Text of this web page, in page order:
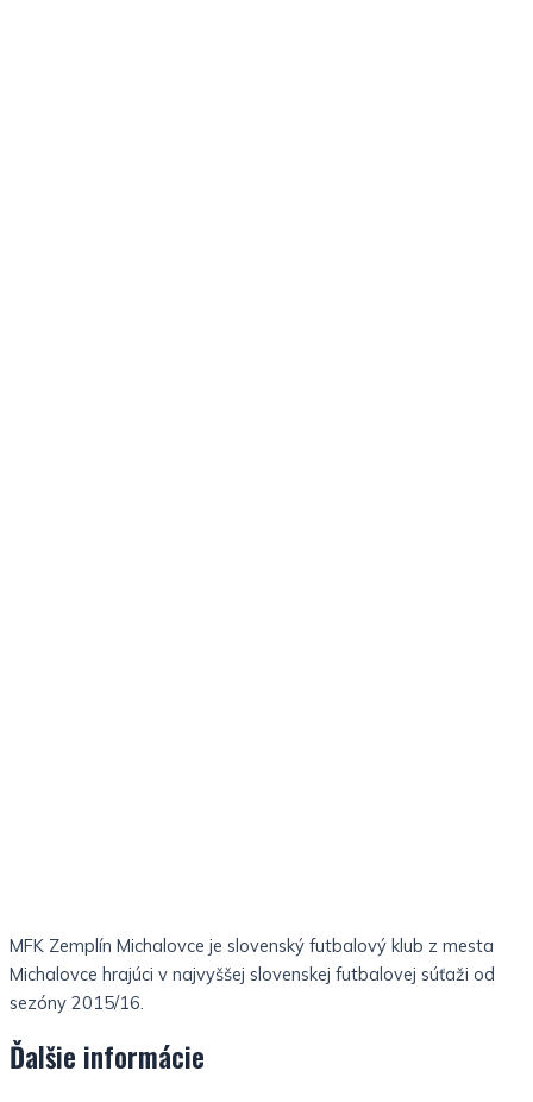
MFK Zemplín Michalovce je slovenský futbalový klub z mesta
Michalovce hrajúci v najvyššej slovenskej futbalovej súťaži od
sezóny 2015/16.
Ďalšie informácie